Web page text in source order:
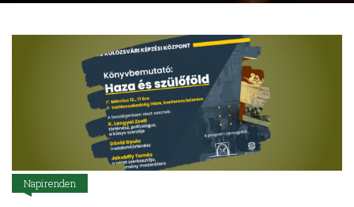
Napirenden